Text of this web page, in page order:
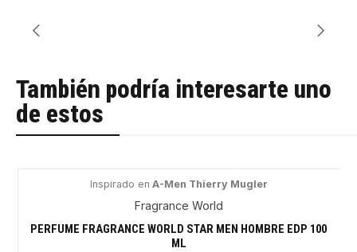
También podría interesarte uno
de estos
Inspirado en A-Men Thierry Mugler
Fragrance World
PERFUME FRAGRANCE WORLD STAR MEN HOMBRE EDP 100
ML